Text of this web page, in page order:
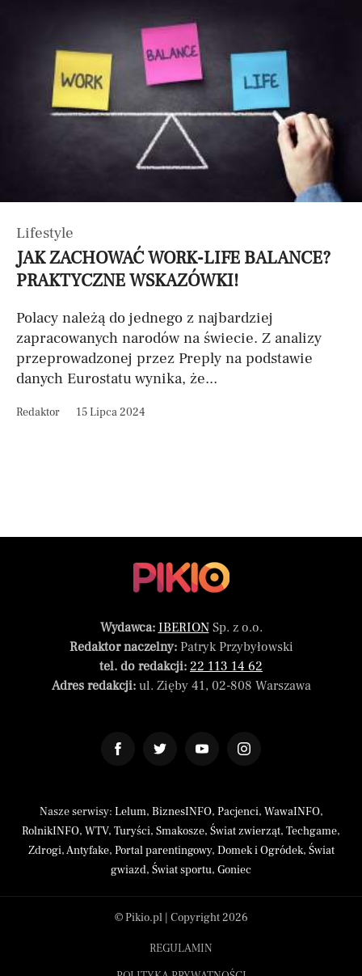
Lifestyle
JAK ZACHOWAĆ WORK-LIFE BALANCE?
PRAKTYCZNE WSKAZÓWKI!
Polacy należą do jednego z najbardziej
zapracowanych narodów na świecie. Z analizy
przeprowadzonej przez Preply na podstawie
danych Eurostatu wynika, że...
Redaktor 15 Lipca 2024
Wydawca: IBERIONSp. z o.o.
Redaktor naczelny:Patryk Przybyłowski
tel. do redakcji: 22 113 14 62
Adres redakcji:ul. Zięby 41, 02-808 Warszawa
Nasze serwisy: Lelum, BiznesINFO, Pacjenci, WawaINFO,
RolnikINFO, WTV, Turyści, Smakosze, Świat zwierząt, Techgame,
Zdrogi,Antyfake, Portal parentingowy, Domek i Ogródek, Świat
gwiazd, Świat sportu, Goniec
© Pikio.pl | Copyright 2026
REGULAMIN